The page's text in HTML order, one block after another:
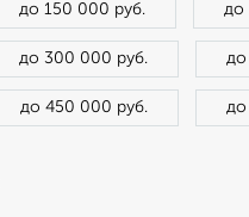
до 150 000 руб. до
до 300 000 руб. до
до 450 000 руб. до